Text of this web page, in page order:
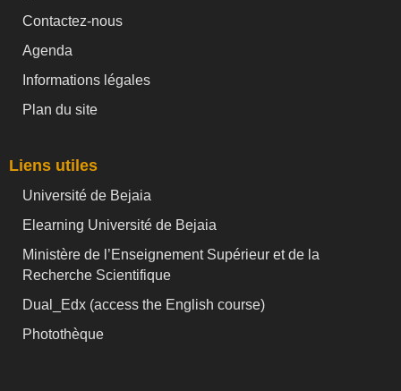
Contactez-nous
Agenda
Informations légales
Plan du site
Liens utiles
Université de Bejaia
Elearning Université de Bejaia
Ministère de l’Enseignement Supérieur et de la
Recherche Scientifique
Dual_Edx (access the English course)
Photothèque